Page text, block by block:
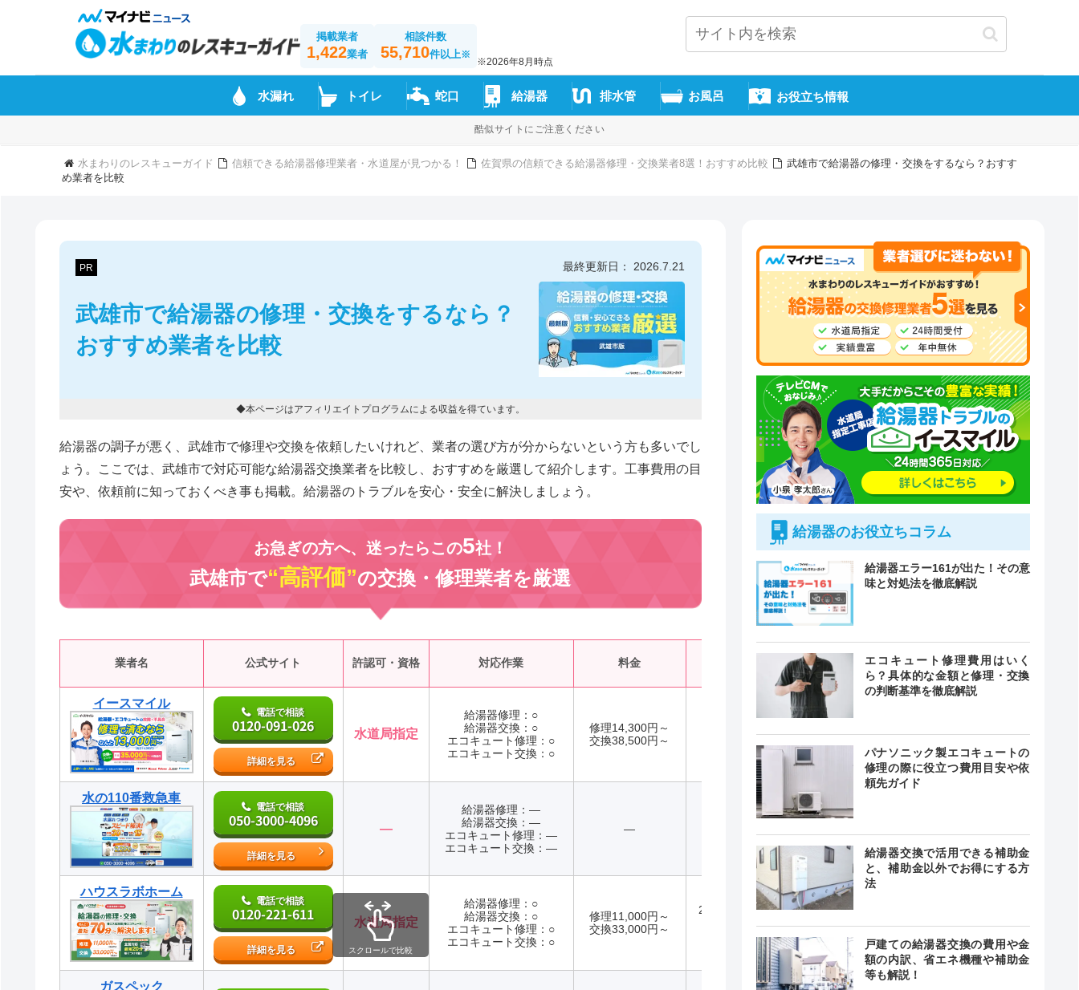
掲載業者
1,422業者
相談件数
55,710件以上※
※2026年8月時点
水漏れ トイレ 蛇口 給湯器 排水管 お風呂 お役立ち情報
酷似サイトにご注意ください
水まわりのレスキューガイド 信頼できる給湯器修理業者・水道屋が見つかる！ 佐賀県の信頼できる給湯器修理・交換業者8選！おすすめ比較
武雄市で給湯器の修理・交換をするなら？おすす
め業者を比較
PR
武雄市で給湯器の修理・交換をするなら？
おすすめ業者を比較
最終更新日： 2026.7.21
◆本ページはアフィリエイトプログラムによる収益を得ています。
給湯器の調子が悪く、武雄市で修理や交換を依頼したいけれど、業者の選び方が分からないという方も多いでし
ょう。ここでは、武雄市で対応可能な給湯器交換業者を比較し、おすすめを厳選して紹介します。工事費用の目
安や、依頼前に知っておくべき事も掲載。給湯器のトラブルを安心・安全に解決しましょう。
お急ぎの方へ、迷ったらこの5社！
武雄市で“高評価”の交換・修理業者を厳選
業者名 公式サイト 許認可・資格 対応作業 料金 緊急駆けつけ
イースマイル
電話で相談
0120-091-026
詳細を見る
水道局指定
給湯器修理：○
給湯器交換：○
エコキュート修理：○
エコキュート交換：○
修理14,300円～
交換38,500円～
最短20分
水の110番救急車
電話で相談
050-3000-4096
詳細を見る
―
給湯器修理：―
給湯器交換：―
エコキュート修理：―
エコキュート交換：―
―
ハウスラボホーム
電話で相談
0120-221-611
詳細を見る
水道局指定
給湯器修理：○
給湯器交換：○
エコキュート修理：○
エコキュート交換：○
修理11,000円～
交換33,000円～
24時間 年中
最短20分
ガスペック
スクロールで比較
給湯器のお役立ちコラム
給湯器エラー161が出た！その意
味と対処法を徹底解説
エコキュート修理費用はいく
ら？具体的な金額と修理・交換
の判断基準を徹底解説
パナソニック製エコキュートの
修理の際に役立つ費用目安や依
頼先ガイド
給湯器交換で活用できる補助金
と、補助金以外でお得にする方
法
戸建ての給湯器交換の費用や金
額の内訳、省エネ機種や補助金
等も解説！